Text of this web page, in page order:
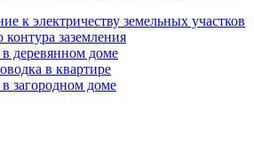
к электричеству земельных участков
контура заземления
деревянном доме
в квартире
загородном доме